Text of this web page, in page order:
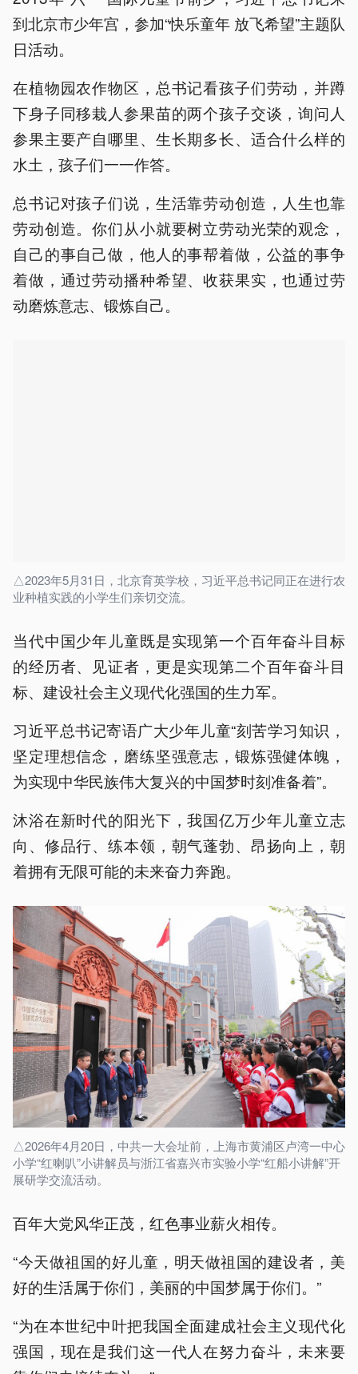
到北京市少年宫，参加“快乐童年 放飞希望”主题队
日活动。
在植物园农作物区，总书记看孩子们劳动，并蹲
下身子同移栽人参果苗的两个孩子交谈，询问人
参果主要产自哪里、生长期多长、适合什么样的
水土，孩子们一一作答。
总书记对孩子们说，生活靠劳动创造，人生也靠
劳动创造。你们从小就要树立劳动光荣的观念，
自己的事自己做，他人的事帮着做，公益的事争
着做，通过劳动播种希望、收获果实，也通过劳
动磨炼意志、锻炼自己。
△2023年5月31日，北京育英学校，习近平总书记同正在进行农
业种植实践的小学生们亲切交流。
当代中国少年儿童既是实现第一个百年奋斗目标
的经历者、见证者，更是实现第二个百年奋斗目
标、建设社会主义现代化强国的生力军。
习近平总书记寄语广大少年儿童“刻苦学习知识，
坚定理想信念，磨练坚强意志，锻炼强健体魄，
为实现中华民族伟大复兴的中国梦时刻准备着”。
沐浴在新时代的阳光下，我国亿万少年儿童立志
向、修品行、练本领，朝气蓬勃、昂扬向上，朝
着拥有无限可能的未来奋力奔跑。
△2026年4月20日，中共一大会址前，上海市黄浦区卢湾一中心
小学“红喇叭”小讲解员与浙江省嘉兴市实验小学“红船小讲解”开
展研学交流活动。
百年大党风华正茂，红色事业薪火相传。
“今天做祖国的好儿童，明天做祖国的建设者，美
好的生活属于你们，美丽的中国梦属于你们。”
“为在本世纪中叶把我国全面建成社会主义现代化
强国，现在是我们这一代人在努力奋斗，未来要